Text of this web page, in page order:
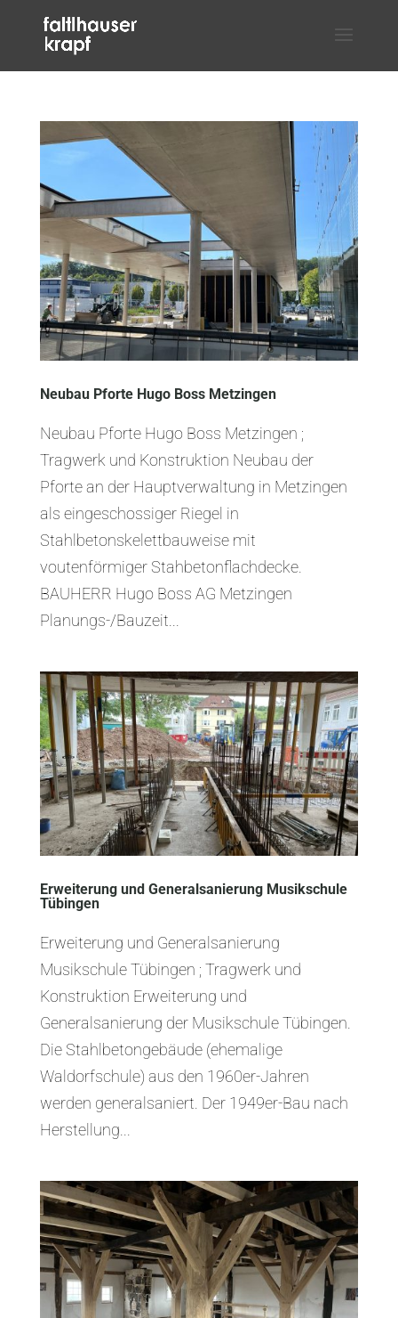
Neubau Pforte Hugo Boss Metzingen
Neubau Pforte Hugo Boss Metzingen ;
Tragwerk und Konstruktion Neubau der
Pforte an der Hauptverwaltung in Metzingen
als eingeschossiger Riegel in
Stahlbetonskelettbauweise mit
voutenförmiger Stahbetonflachdecke.
BAUHERR Hugo Boss AG Metzingen
Planungs-/Bauzeit...
Erweiterung und Generalsanierung Musikschule
Tübingen
Erweiterung und Generalsanierung
Musikschule Tübingen ; Tragwerk und
Konstruktion Erweiterung und
Generalsanierung der Musikschule Tübingen.
Die Stahlbetongebäude (ehemalige
Waldorfschule) aus den 1960er-Jahren
werden generalsaniert. Der 1949er-Bau nach
Herstellung...